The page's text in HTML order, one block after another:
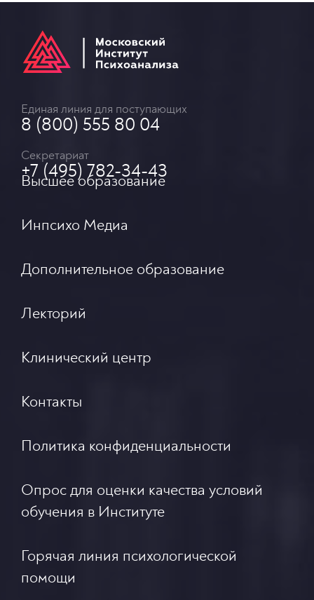
Единая линия для поступающих
8 (800) 555 80 04
Секретариат
+7 (495) 782-34-43
Высшее образование
Инпсихо Медиа
Дополнительное образование
Лекторий
Клинический центр
Контакты
Политика конфиденциальности
Опрос для оценки качества условий
обучения в Институте
Горячая линия психологической
помощи